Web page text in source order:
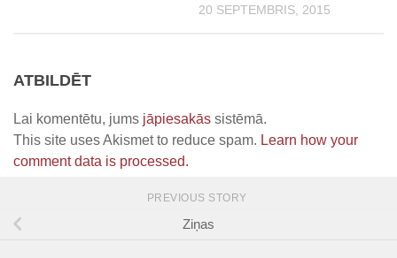
20 SEPTEMBRIS, 2015
ATBILDĒT
Lai komentētu, jums jāpiesakās sistēmā.
This site uses Akismet to reduce spam. Learn how your
comment data is processed.
PREVIOUS STORY
Ziņas